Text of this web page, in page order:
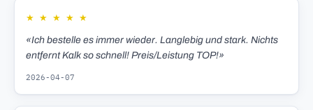
★ ★ ★ ★ ★
«Ich bestelle es immer wieder. Langlebig und stark. Nichts
entfernt Kalk so schnell! Preis/Leistung TOP!»
2026-04-07